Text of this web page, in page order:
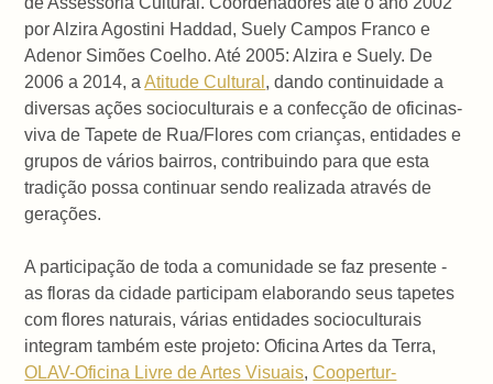
por Alzira Agostini Haddad, Suely Campos Franco e
Adenor Simões Coelho. Até 2005: Alzira e Suely. De
2006 a 2014, aAtitude Cultural , dando continuidade a
diversas ações socioculturais e a confecção de oficinas-
viva de Tapete de Rua/Flores com crianças, entidades e
grupos de vários bairros, contribuindo para que esta
tradição possa continuar sendo realizada através de
gerações.
A participação de toda a comunidade se faz presente -
as floras da cidade participam elaborando seus tapetes
com flores naturais, várias entidades socioculturais
integram também este projeto: Oficina Artes da Terra,
OLAV-Oficina Livre de Artes Visuais,Coopertur-